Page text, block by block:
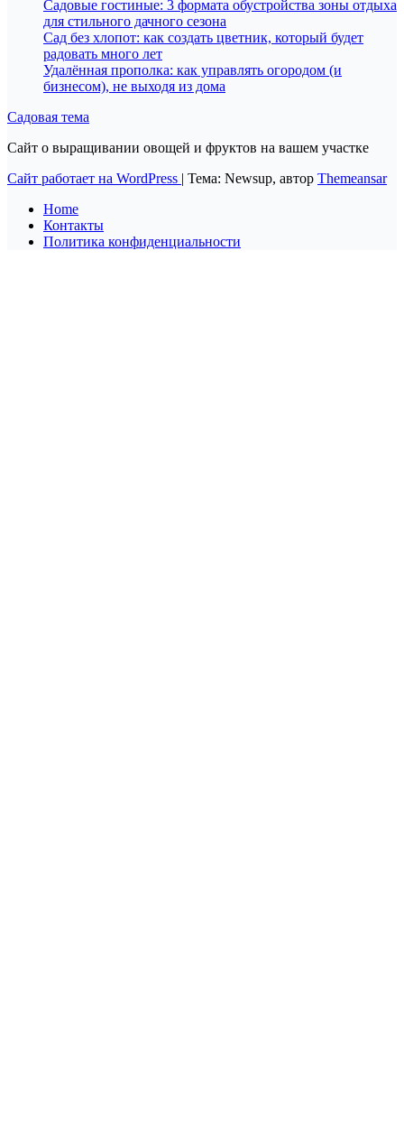
Садовые гостиные: 3 формата обустройства зоны отдыха
для стильного дачного сезона
Сад без хлопот: как создать цветник, который будет
радовать много лет
Удалённая прополка: как управлять огородом (и
бизнесом), не выходя из дома
Садовая тема
Сайт о выращивании овощей и фруктов на вашем участке
Сайт работает на WordPress | Тема: Newsup, автор Themeansar
Home
Контакты
Политика конфиденциальности